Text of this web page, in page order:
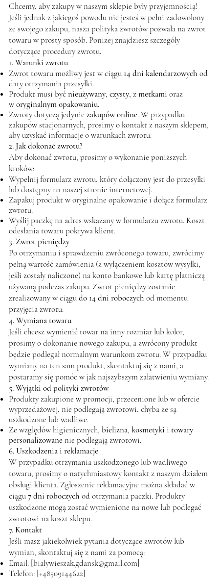
Chcemy, aby zakupy w naszym sklepie były przyjemnością!
Jeśli jednak z jakiegoś powodu nie jesteś w pełni zadowolony
ze swojego zakupu, nasza polityka zwrotów pozwala na zwrot
towaru w prosty sposób. Poniżej znajdziesz szczegóły
dotyczące procedury zwrotu.
1. Warunki zwrotu
Zwrot towaru możliwy jest w ciągu 14 dni kalendarzowych od
daty otrzymania przesyłki.
Produkt musi być nieużywany, czysty, zmetkami oraz
woryginalnym opakowaniu.
Zwroty dotyczą jedynie zakupów online. W przypadku
zakupów stacjonarnych, prosimy o kontakt z naszym sklepem,
aby uzyskać informacje o warunkach zwrotu.
2. Jak dokonać zwrotu?
Aby dokonać zwrotu, prosimy o wykonanie poniższych
kroków:
Wypełnij formularz zwrotu, który dołączony jest do przesyłki
lub dostępny na naszej stronie internetowej.
Zapakuj produkt w oryginalne opakowanie i dołącz formularz
zwrotu.
Wyślij paczkę na adres wskazany w formularzu zwrotu. Koszt
odesłania towaru pokrywaklient.
3. Zwrot pieniędzy
Po otrzymaniu i sprawdzeniu zwróconego towaru, zwrócimy
pełną wartość zamówienia (z wyłączeniem kosztów wysyłki,
jeśli zostały naliczone) na konto bankowe lub kartę płatniczą
używaną podczas zakupu. Zwrot pieniędzy zostanie
zrealizowany w ciągudo 14 dni roboczych od momentu
przyjęcia zwrotu.
4. Wymiana towaru
Jeśli chcesz wymienić towar na inny rozmiar lub kolor,
prosimy o dokonanie nowego zakupu, a zwrócony produkt
będzie podlegał normalnym warunkom zwrotu. W przypadku
wymiany na ten sam produkt, skontaktuj się z nami, a
postaramy się pomóc w jak najszybszym załatwieniu wymiany.
5. Wyjątki od polityki zwrotów
Produkty zakupione w promocji, przecenione lub w ofercie
wyprzedażowej, nie podlegają zwrotowi, chyba że są
uszkodzone lub wadliwe.
Ze względów higienicznych, bielizna, kosmetyki i towary
personalizowanenie podlegają zwrotowi.
6. Uszkodzenia i reklamacje
W przypadku otrzymania uszkodzonego lub wadliwego
towaru, prosimy o natychmiastowy kontakt z naszym działem
obsługi klienta. Zgłoszenie reklamacyjne można składać w
ciągu7 dni roboczych od otrzymania paczki. Produkty
uszkodzone mogą zostać wymienione na nowe lub podlegać
zwrotowi na koszt sklepu.
7. Kontakt
Jeśli masz jakiekolwiek pytania dotyczące zwrotów lub
wymian, skontaktuj się z nami za pomocą:
Email: [bialywieszak.gdansk@gmail.com]
Telefon: [+48509144622]